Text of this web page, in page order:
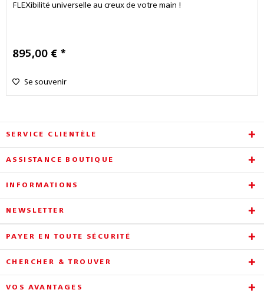
FLEXibilité universelle au creux de votre main !
895,00 € *
Se souvenir
SERVICE CLIENTÈLE
ASSISTANCE BOUTIQUE
INFORMATIONS
NEWSLETTER
PAYER EN TOUTE SÉCURITÉ
CHERCHER & TROUVER
VOS AVANTAGES